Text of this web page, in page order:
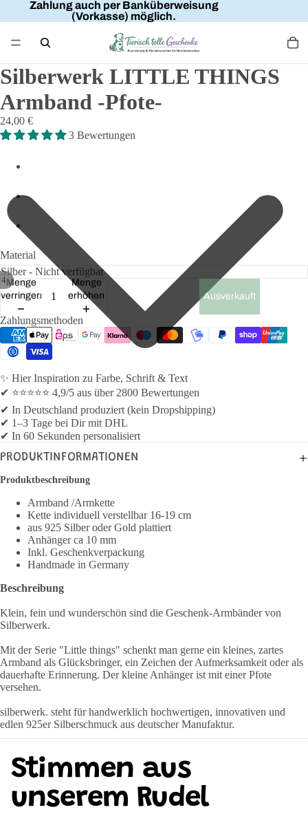
Zahlung auch per Banküberweisung
(Vorkasse) möglich.
4
Silberwerk LITTLE THINGS
Armband -Pfote-
24,00 €
3 Bewertungen
Material
Menge
verringern
Menge
erhöhen
Ausverkauft
Zahlungsmethoden
✨ Hier Inspiration zu Farbe, Schrift & Text
✔ ⭐⭐⭐⭐⭐ 4,9/5 aus über 2800 Bewertungen
✔ In Deutschland produziert (kein Dropshipping)
✔ 1–3 Tage bei Dir mit DHL
✔ In 60 Sekunden personalisiert
PRODUKTINFORMATIONEN
Produktbeschreibung
Armband /Armkette
Kette individuell verstellbar 16-19 cm
aus 925 Silber oder Gold plattiert
Anhänger ca 10 mm
Inkl. Geschenkverpackung
Handmade in Germany
Beschreibung
Klein, fein und wunderschön sind die Geschenk-Armbänder von
Silberwerk.
Mit der Serie "Little things" schenkt man gerne ein kleines, zartes
Armband als Glücksbringer, ein Zeichen der Aufmerksamkeit oder als
dauerhafte Erinnerung. Der kleine Anhänger ist mit einer Pfote
versehen.
silberwerk. steht für handwerklich hochwertigen, innovativen und
edlen 925er Silberschmuck aus deutscher Manufaktur.
Stimmen aus
unserem Rudel